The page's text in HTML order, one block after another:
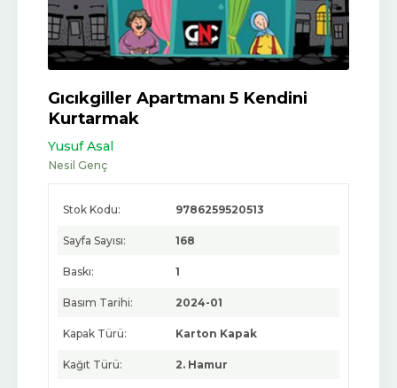
Gıcıkgiller Apartmanı 5 Kendini
Kurtarmak
Yusuf Asal
Nesil Genç
Stok Kodu: 9786259520513
Sayfa Sayısı: 168
Baskı: 1
Basım Tarihi: 2024-01
Kapak Türü: Karton Kapak
Kağıt Türü: 2. Hamur